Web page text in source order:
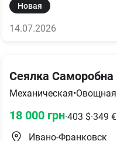
Новая
14.07.2026
Сеялка Саморобна
Механическая•Овощная
18 000 грн·403 $·349 €
Ивано-Франковск